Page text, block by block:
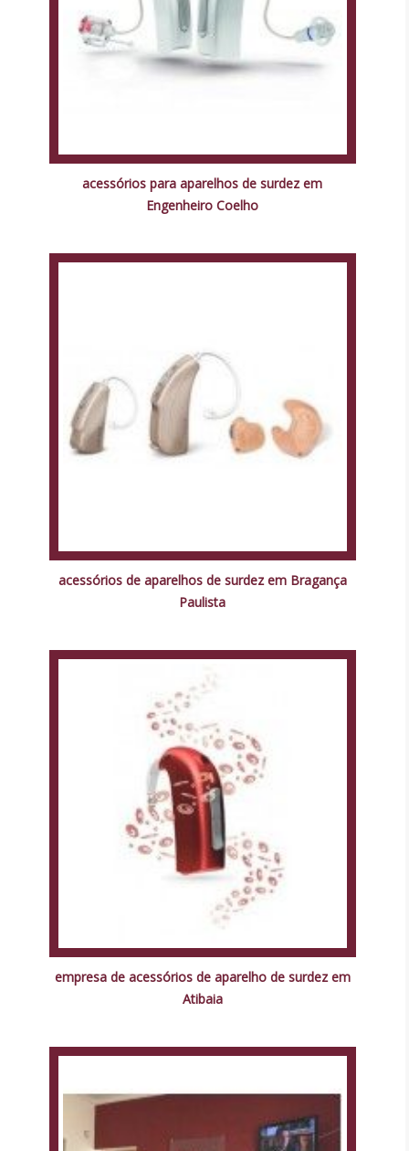
acessórios para aparelhos de surdez em
Engenheiro Coelho
acessórios de aparelhos de surdez em Bragança
Paulista
empresa de acessórios de aparelho de surdez em
Atibaia